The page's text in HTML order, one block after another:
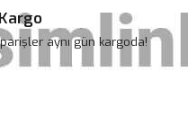
aynı gün kargoda!